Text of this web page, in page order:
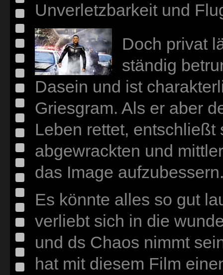
Unverletzbarkeit und
Doch privat
ständig
Dasein und ist
Griesgram. Als er aber
Leben rettet,
abgewrackten und
das Image
Es könnte alles so gut
verliebt sich in die
und ds Chaos nimmt
hat mit diesem Film